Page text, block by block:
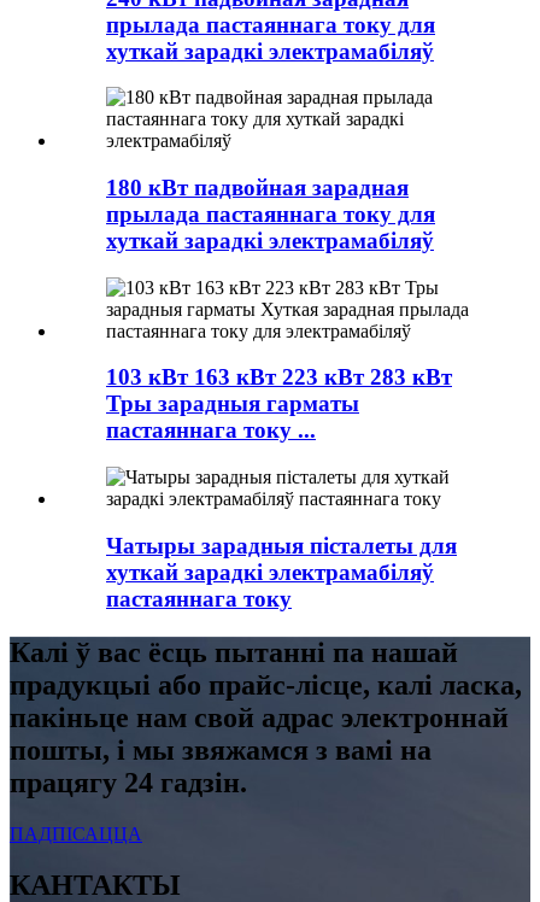
прылада пастаяннага току для
хуткай зарадкі электрамабіляў
180 кВт падвойная зарадная
прылада пастаяннага току для
хуткай зарадкі электрамабіляў
103 кВт 163 кВт 223 кВт 283 кВт
Тры зарадныя гарматы
пастаяннага току ...
Чатыры зарадныя пісталеты для
хуткай зарадкі электрамабіляў
пастаяннага току
Калі ў вас ёсць пытанні па нашай
прадукцыі або прайс-лісце, калі ласка,
пакіньце нам свой адрас электроннай
пошты, і мы звяжамся з вамі на
працягу 24 гадзін.
ПАДПІСАЦЦА
КАНТАКТЫ